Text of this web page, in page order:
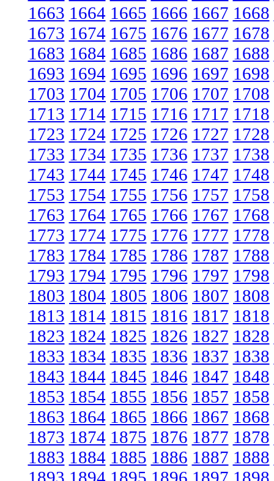
1663 1664 1665 1666 1667 1668
1673 1674 1675 1676 1677 1678
1683 1684 1685 1686 1687 1688
1693 1694 1695 1696 1697 1698
1703 1704 1705 1706 1707 1708
1713 1714 1715 1716 1717 1718
1723 1724 1725 1726 1727 1728
1733 1734 1735 1736 1737 1738
1743 1744 1745 1746 1747 1748
1753 1754 1755 1756 1757 1758
1763 1764 1765 1766 1767 1768
1773 1774 1775 1776 1777 1778
1783 1784 1785 1786 1787 1788
1793 1794 1795 1796 1797 1798
1803 1804 1805 1806 1807 1808
1813 1814 1815 1816 1817 1818
1823 1824 1825 1826 1827 1828
1833 1834 1835 1836 1837 1838
1843 1844 1845 1846 1847 1848
1853 1854 1855 1856 1857 1858
1863 1864 1865 1866 1867 1868
1873 1874 1875 1876 1877 1878
1883 1884 1885 1886 1887 1888